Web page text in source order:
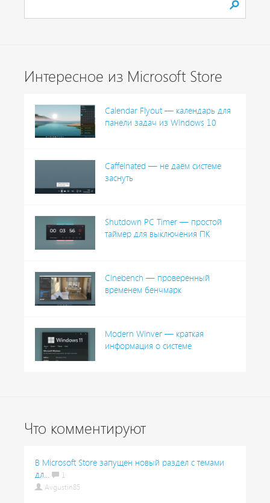
Интересное из Microsoft Store
Calendar Flyout — календарь для
панели задач из Windows 10
Caffeinated — не даём системе
заснуть
Shutdown PC Timer — простой
таймер для выключения ПК
Cinebench — проверенный
временем бенчмарк
Modern Winver — краткая
информация о системе
Что комментируют
В Microsoft Store запущен новый раздел с темами
дл...
1
Avgustin85